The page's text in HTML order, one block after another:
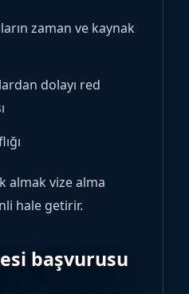
zaman ve kaynak
dolayı red
almak vize alma
hale getirir.
başvurusu